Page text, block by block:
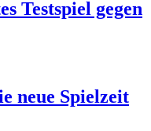
Testspiel gegen
neue Spielzeit